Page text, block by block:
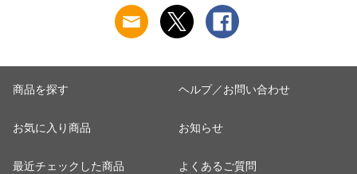
商品を探す
お気に入り商品
最近チェックした商品
ヘルプ／お問い合わせ
お知らせ
よくあるご質問